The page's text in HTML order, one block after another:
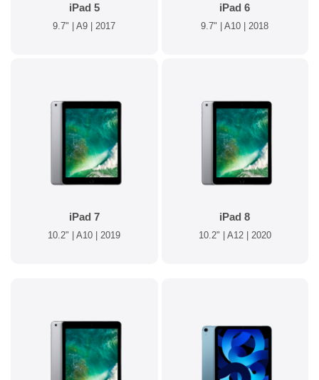
iPad 5
9.7" | A9 | 2017
iPad 6
9.7" | A10 | 2018
iPad 7
10.2" | A10 | 2019
iPad 8
10.2" | A12 | 2020